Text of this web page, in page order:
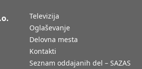
Televizija
Oglaševanje
Delovna mesta
Kontakti
Seznam oddajanih del – SAZAS